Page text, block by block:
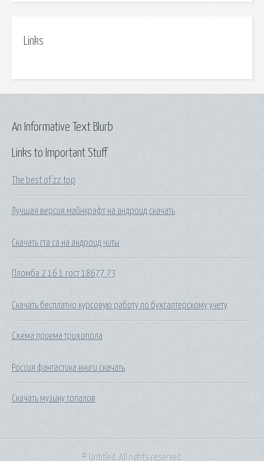
Links
Links to Important Stuff
The best of zz top
Лучшая версия майнкрафт на андроид скачать
Скачать гта са на андроид читы
Пломба 2 16 1 гост 18677 73
Скачать бесплатно курсовую работу по бухгалтерскому учету
Схема приема трихопола
Россия фантастика книги скачать
Скачать музыку топалов
An Informative Text Blurb
© Untitled. All rights reserved.